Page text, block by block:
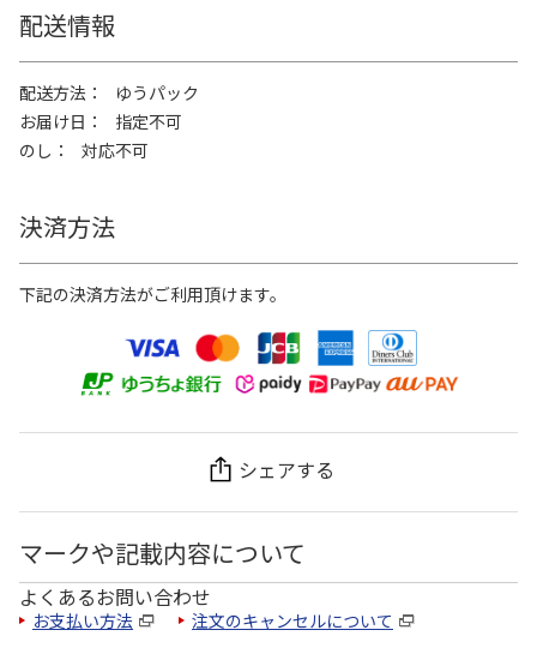
配送情報
配送方法
ゆうパック
お届け日
指定不可
のし
対応不可
決済方法
下記の決済方法がご利用頂けます。
シェアする
マークや記載内容について
よくあるお問い合わせ
お支払い方法 注文のキャンセルについて